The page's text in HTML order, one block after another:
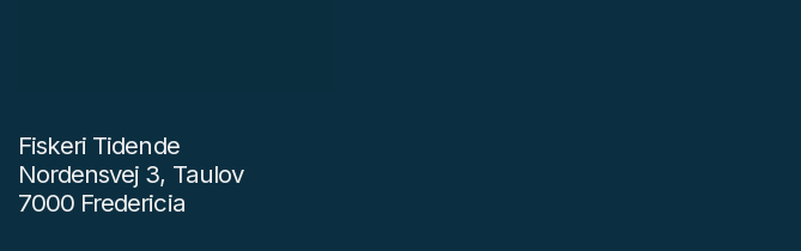
Fiskeri Tidende
Nordensvej 3, Taulov
7000 Fredericia